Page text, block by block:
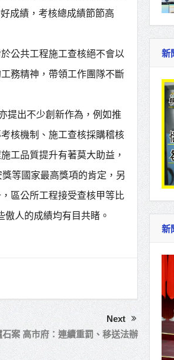
成績，考核總成績節節高
公共工程施工查核絕不會以
務精神，帶領工作團隊不斷
提出不少創新作為，例如推
核機制、施工查核採購稽核
工品質提升有著莫大助益，
等國家最高獎項的肯定，另
區公所工程接受查核甲等比
人的成績均有目共睹。
Next
案 高市府：連續重罰、移送法辦
新
新